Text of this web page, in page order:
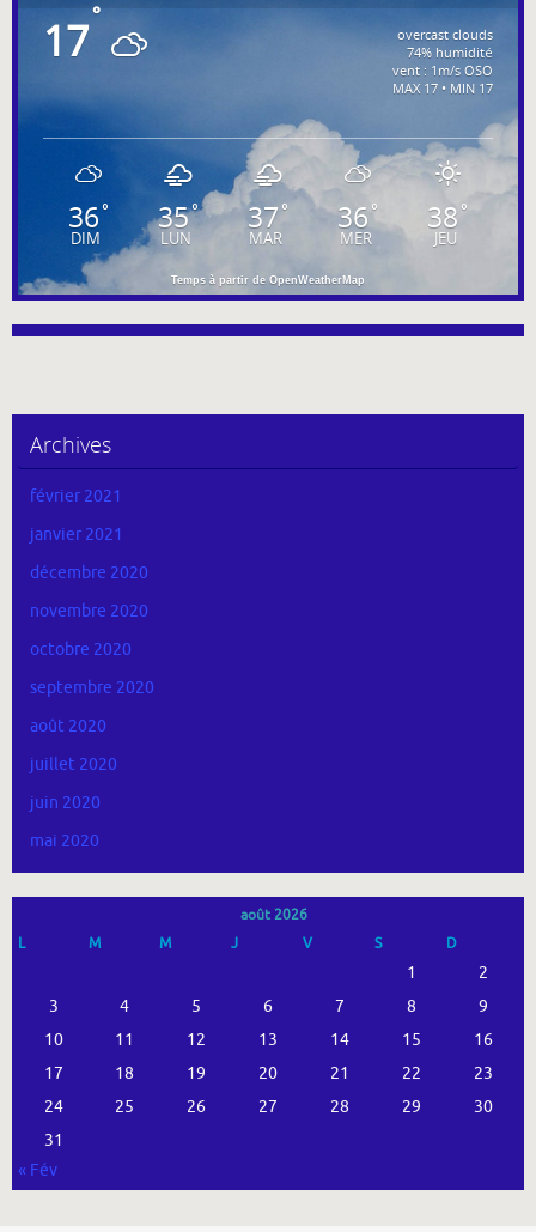
17°
overcast clouds
74% humidité
vent : 1m/s OSO
MAX 17 • MIN 17
36°
DIM
35°
LUN
37°
MAR
36°
MER
38°
JEU
Temps à partir de OpenWeatherMap
Archives
février 2021
janvier 2021
décembre 2020
novembre 2020
octobre 2020
septembre 2020
août 2020
juillet 2020
juin 2020
mai 2020
août 2026
L
M M J V S D
1
2
3
4 5 6 7 8
9
10
11 12 13 14 15
16
17
18 19 20 21 22
23
24
25 26 27 28 29
30
31
« Fév